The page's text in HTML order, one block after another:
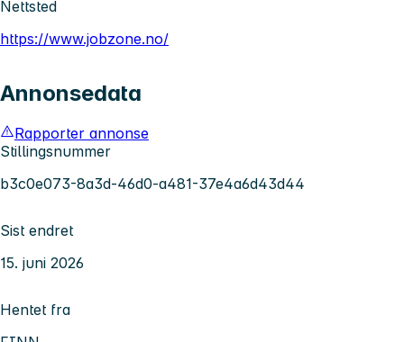
Nettsted
https://www.jobzone.no/
Annonsedata
Rapporter annonse
Stillingsnummer
b3c0e073-8a3d-46d0-a481-37e4a6d43d44
Sist endret
15. juni 2026
Hentet fra